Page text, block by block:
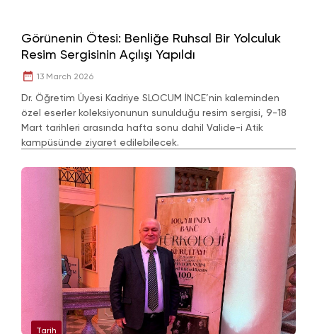
Görünenin Ötesi: Benliğe Ruhsal Bir Yolculuk
Resim Sergisinin Açılışı Yapıldı
13 March 2026
Dr. Öğretim Üyesi Kadriye SLOCUM İNCE’nin kaleminden
özel eserler koleksiyonunun sunulduğu resim sergisi, 9-18
Mart tarihleri arasında hafta sonu dahil Valide-i Atik
kampüsünde ziyaret edilebilecek.
Tarih